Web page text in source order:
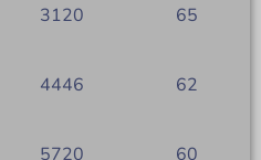
3120 65
4446 62
5720 60